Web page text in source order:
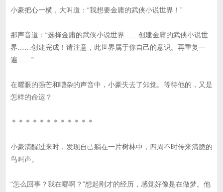
小豪把心一横，大叫道：“我想要金庸的武侠小说世界！”
那声音道：“选择金庸的武侠小说世界……创建金庸的武侠小说世
界……创建完成！请注意，此世界属于你自己的意识。再重复一
遍……”
在耀眼的强芒和嘈杂的声音中，小豪失去了知觉。等待他的，又是
怎样的命运？
＊＊＊＊＊＊＊＊＊＊＊＊
小豪清醒过来时，发现自己躺在一片树林中，四周不时传来清脆的
鸟叫声。
“怎么回事？我在哪啊？”想起刚才的经历，感觉好像是在做梦。他